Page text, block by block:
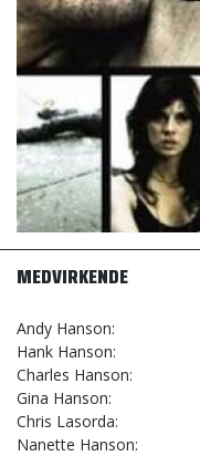
MEDVIRKENDE
Andy Hanson
Hank Hanson
Charles Hanson
Gina Hanson
Chris Lasorda
Nanette Hanson